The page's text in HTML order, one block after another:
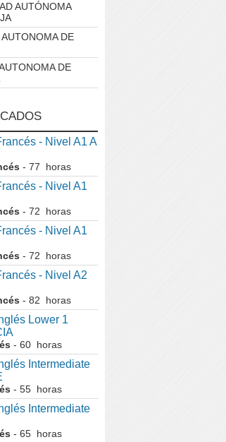
AUTÓNOMA
DE
DE
- Nivel A1 A
- 77 horas
- Nivel A1
- 72 horas
- Nivel A1
- 72 horas
- Nivel A2
- 82 horas
Lower 1
- 60 horas
Intermediate
- 55 horas
Intermediate
- 65 horas